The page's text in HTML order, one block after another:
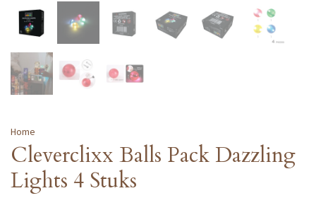
Home
Cleverclixx Balls Pack Dazzling
Lights 4 Stuks